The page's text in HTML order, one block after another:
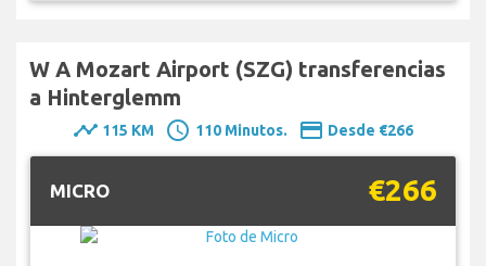
W A Mozart Airport (SZG) transferencias
a Hinterglemm
timeline 115 KM schedule 110 Minutos. payment Desde €266
MICRO €266